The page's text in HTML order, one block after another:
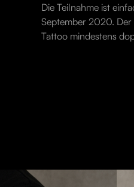
Die Teilnahme ist
September 2020. Der
Tattoo mindestens